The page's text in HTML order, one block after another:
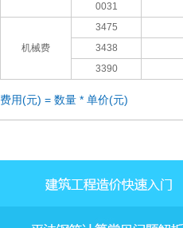
0031
机械费
3475
3438
3390
费用(元) = 数量 * 单价(元)